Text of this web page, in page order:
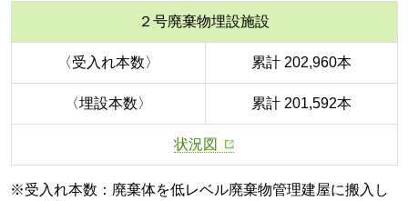
２号廃棄物埋設施設
〈受入れ本数〉 累計 202,960本
〈埋設本数〉 累計 201,592本
状況図
※受入れ本数：廃棄体を低レベル廃棄物管理建屋に搬入し